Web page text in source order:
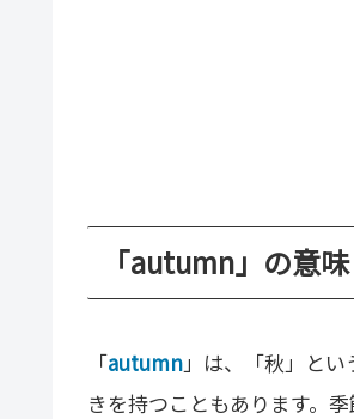
「autumn」の意
「autumn」は、「秋」と
きを持つこともあります。